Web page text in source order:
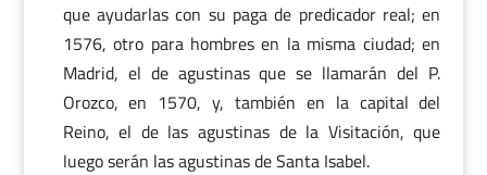
que ayudarlas con su paga de predicador real; en
1576, otro para hombres en la misma ciudad; en
Madrid, el de agustinas que se llamarán del P.
Orozco, en 1570, y, también en la capital del
Reino, el de las agustinas de la Visitación, que
luego serán las agustinas de Santa Isabel.